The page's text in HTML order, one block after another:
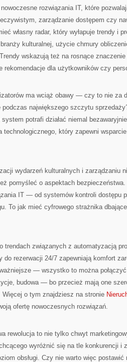
rozwiązania IT, które
zarządzanie dostępem czy
własny radar, który wyłapuje trendy i
kulturalnej, użycie chmury
wskazują też na rosnące
rekomendacje dla użytkowników czy
ma wciąż obawy — czy to nie za
największego szczytu
system potrafi działać niemal
technologicznego, który zapewni
wydarzeń kulturalnych i zarządzaniu
pomyśleć o aspektach
IT — od systemów kontroli dostępu
To jak mieć cyfrowego strażnika
trendach związanych z automatyzacją
do rezerwacji 24/7 zapewniają komfort
— wszystko to można
budowa — bo przecież mają one
Więcej o tym znajdziesz na stronie
ofertę nowoczesnych rozwiązań.
rewolucja to nie tylko chwyt
wyróżnić się na tle konkurencji i
obsługi. Czy nie warto więc